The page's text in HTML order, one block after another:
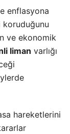
enflasyona
koruduğunu
ve ekonomik
liman varlığı
hareketlerini